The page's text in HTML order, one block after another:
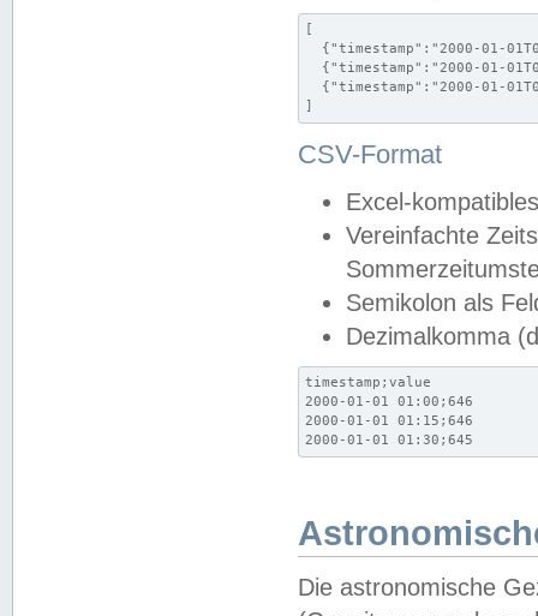
[
{"timestamp":"2000-01-
{"timestamp":"2000-01-
{"timestamp":"2000-01-
]
CSV-Format
Excel-
Vereinfachte
Semikolon als
Dezimalkomma
timestamp;value
2000-01-01 01:00;646
2000-01-01 01:15;646
2000-01-01 01:30;645
Die astronomische